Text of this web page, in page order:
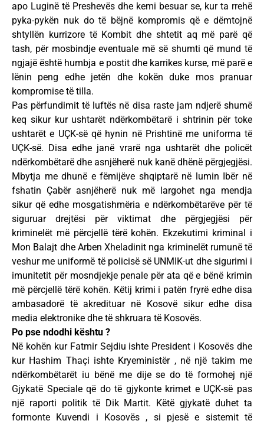
apo Luginë të Preshevës dhe kemi besuar se, kur ta rrehë
pyka-pykën nuk do të bëjnë kompromis që e dëmtojnë
shtyllën kurrizore të Kombit dhe shtetit aq më parë që
tash, për mosbindje eventuale më së shumti që mund të
ngjajë është humbja e postit dhe karrikes kurse, më parë e
lënin peng edhe jetën dhe kokën duke mos pranuar
kompromise të tilla.
Pas përfundimit të luftës në disa raste jam ndjerë shumë
keq sikur kur ushtarët ndërkombëtarë i shtrinin për toke
ushtarët e UÇK-së që hynin në Prishtinë me uniforma të
UÇK-së. Disa edhe janë vrarë nga ushtarët dhe policët
ndërkombëtarë dhe asnjëherë nuk kanë dhënë përgjegjësi.
Mbytja me dhunë e fëmijëve shqiptarë në lumin Ibër në
fshatin Çabër asnjëherë nuk më largohet nga mendja
sikur që edhe mosgatishmëria e ndërkombëtarëve për të
siguruar drejtësi për viktimat dhe përgjegjësi për
kriminelët më përcjellë tërë kohën. Ekzekutimi kriminal i
Mon Balajt dhe Arben Xheladinit nga kriminelët rumunë të
veshur me uniformë të policisë së UNMIK-ut dhe sigurimi i
imunitetit për mosndjekje penale për ata që e bënë krimin
më përcjellë tërë kohën. Këtij krimi i patën fryrë edhe disa
ambasadorë të akredituar në Kosovë sikur edhe disa
media elektronike dhe të shkruara të Kosovës.
Po pse ndodhi kështu ?
Në kohën kur Fatmir Sejdiu ishte President i Kosovës dhe
kur Hashim Thaçi ishte Kryeministër , në një takim me
ndërkombëtarët iu bënë me dije se do të formohej një
Gjykatë Speciale që do të gjykonte krimet e UÇK-së pas
një raporti politik të Dik Martit. Këtë gjykatë duhet ta
formonte Kuvendi i Kosovës , si pjesë e sistemit të